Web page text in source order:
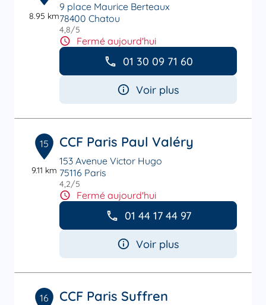
8.95 km
9 place Maurice Berteaux
78400 Chatou
4,8/5
Fermé aujourd'hui
01 30 09 71 60
Voir plus
15
9.11 km
CCF Paris Paul Valéry
153 Avenue Victor Hugo
75116 Paris
4,2/5
Fermé aujourd'hui
01 44 17 44 97
Voir plus
16 CCF Paris Suffren